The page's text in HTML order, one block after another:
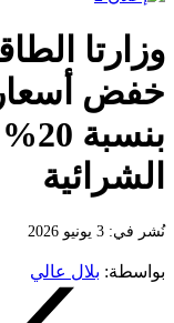
وزارتا
خفض أسعار
الشرائية
نُشر في: 3 يونيو 2026
بواسطة: بلال عالي